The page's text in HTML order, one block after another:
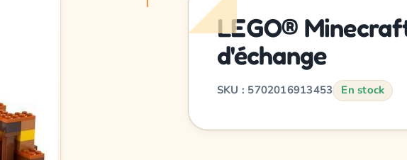
LEGO®
d'échange
SKU : 5702016913453 En stock